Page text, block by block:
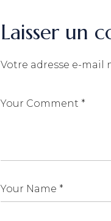
Laisser un
Votre adresse e-mail